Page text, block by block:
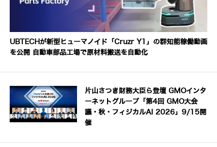
UBTECHが新型ヒューマノイド「Cruzr Y1」の群知能稼働動画
を公開 自動車部品工場で原材料搬送を自動化
片山さつき財務大臣ら登壇 GMOインタ
ーネットグループ「第4回 GMO大会
議・秋・フィジカルAI 2026」9/15開
催